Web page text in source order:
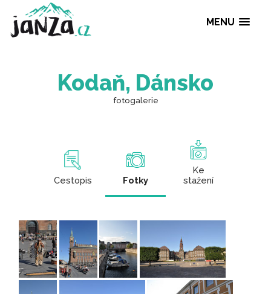
MENU
Kodaň, Dánsko
Cestopis Fotky
Ke
stažení